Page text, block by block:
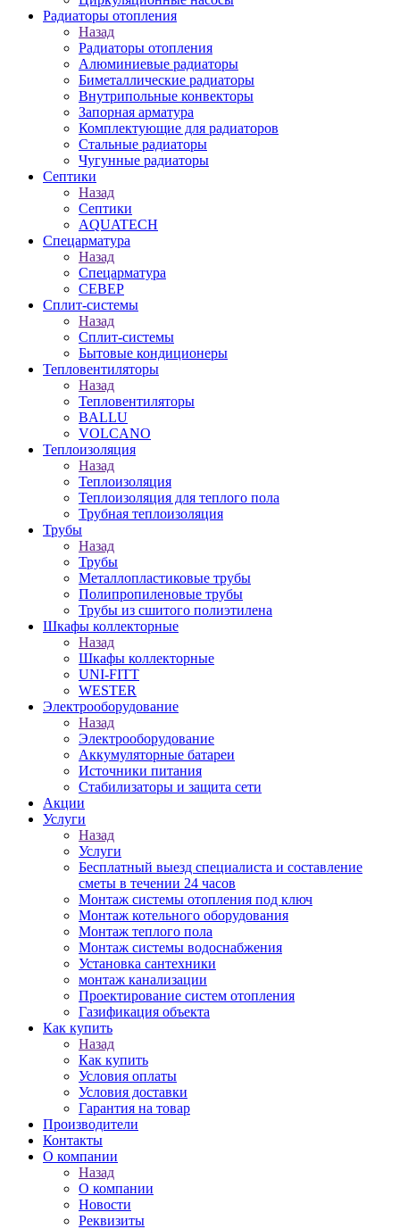
Радиаторы отопления
Назад
Радиаторы отопления
Алюминиевые радиаторы
Биметаллические радиаторы
Внутрипольные конвекторы
Запорная арматура
Комплектующие для радиаторов
Стальные радиаторы
Чугунные радиаторы
Септики
Назад
Септики
AQUATECH
Спецарматура
Назад
Спецарматура
СЕВЕР
Сплит-системы
Назад
Сплит-системы
Бытовые кондиционеры
Тепловентиляторы
Назад
Тепловентиляторы
BALLU
VOLCANO
Теплоизоляция
Назад
Теплоизоляция
Теплоизоляция для теплого пола
Трубная теплоизоляция
Трубы
Назад
Трубы
Металлопластиковые трубы
Полипропиленовые трубы
Трубы из сшитого полиэтилена
Шкафы коллекторные
Назад
Шкафы коллекторные
UNI-FITT
WESTER
Электрооборудование
Назад
Электрооборудование
Аккумуляторные батареи
Источники питания
Стабилизаторы и защита сети
Акции
Услуги
Назад
Услуги
Бесплатный выезд специалиста и составление
сметы в течении 24 часов
Монтаж системы отопления под ключ
Монтаж котельного оборудования
Монтаж теплого пола
Монтаж системы водоснабжения
Установка сантехники
монтаж канализации
Проектирование систем отопления
Газификация объекта
Как купить
Назад
Как купить
Условия оплаты
Условия доставки
Гарантия на товар
Производители
Контакты
О компании
Назад
О компании
Новости
Реквизиты